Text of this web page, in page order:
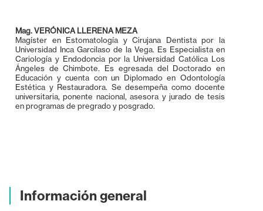
Mag. VERÓNICA LLERENA MEZA
Magíster en Estomatología y Cirujana Dentista por la
Universidad Inca Garcilaso de la Vega. Es Especialista en
Cariología y Endodoncia por la Universidad Católica Los
Ángeles de Chimbote. Es egresada del Doctorado en
Educación y cuenta con un Diplomado en Odontología
Estética y Restauradora. Se desempeña como docente
universitaria, ponente nacional, asesora y jurado de tesis
en programas de pregrado y posgrado.
Información general